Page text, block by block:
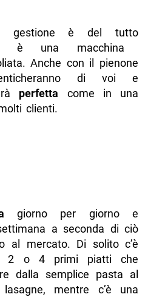
gestione è del tutto
una macchina
Anche con il pienone
di voi e
perfetta come in una
clienti.
giorno per giorno e
a seconda di ciò
al mercato. Di solito c’è
2 o 4 primi piatti che
dalla semplice pasta al
mentre c’è una